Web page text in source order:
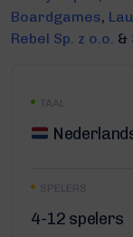
TAAL
SPELERS
4-12 spelers
Boardgames,
Rebel Sp. z o.o. &